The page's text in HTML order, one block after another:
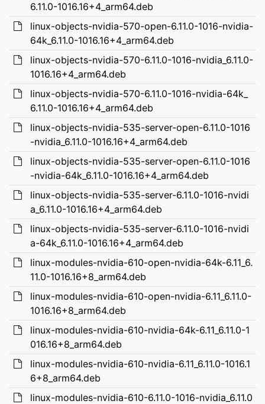
6.11.0-1016.16+4_arm64.deb
linux-objects-nvidia-570-open-6.11.0-1016-nvidia-
64k_6.11.0-1016.16+4_arm64.deb
linux-objects-nvidia-570-6.11.0-1016-nvidia_6.11.0-
1016.16+4_arm64.deb
linux-objects-nvidia-570-6.11.0-1016-nvidia-64k_
6.11.0-1016.16+4_arm64.deb
linux-objects-nvidia-535-server-open-6.11.0-1016
-nvidia_6.11.0-1016.16+4_arm64.deb
linux-objects-nvidia-535-server-open-6.11.0-1016
-nvidia-64k_6.11.0-1016.16+4_arm64.deb
linux-objects-nvidia-535-server-6.11.0-1016-nvidi
a_6.11.0-1016.16+4_arm64.deb
linux-objects-nvidia-535-server-6.11.0-1016-nvidi
a-64k_6.11.0-1016.16+4_arm64.deb
linux-modules-nvidia-610-open-nvidia-64k-6.11_6.
11.0-1016.16+8_arm64.deb
linux-modules-nvidia-610-open-nvidia-6.11_6.11.0-
1016.16+8_arm64.deb
linux-modules-nvidia-610-nvidia-64k-6.11_6.11.0-1
016.16+8_arm64.deb
linux-modules-nvidia-610-nvidia-6.11_6.11.0-1016.1
6+8_arm64.deb
linux-modules-nvidia-610-6.11.0-1016-nvidia_6.11.0